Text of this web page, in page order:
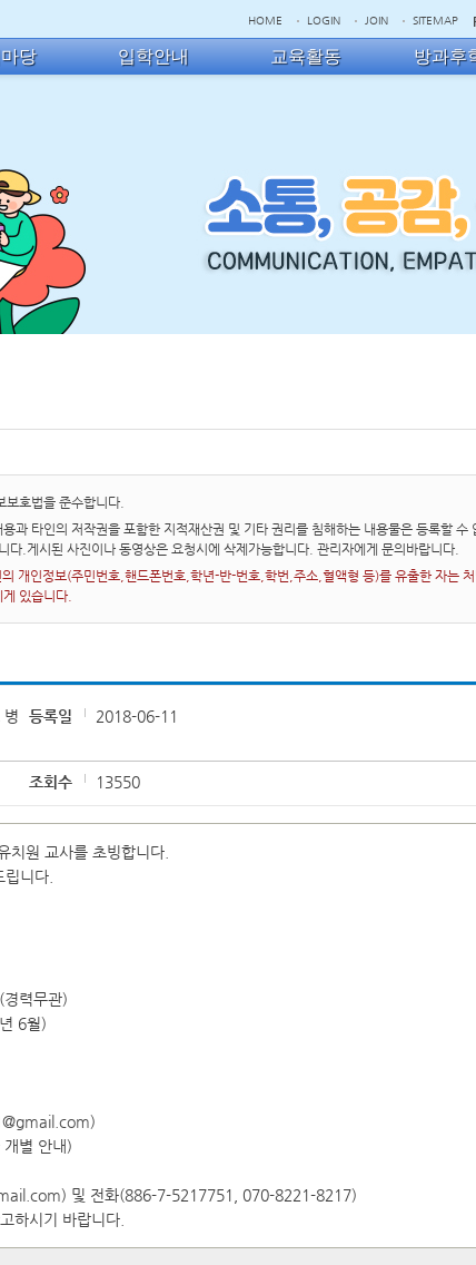
HOME LOGIN JOIN SITEMAP
당 입학안내 교육활동 방과후
호법을 준수합니다.
과 타인의 저작권을 포함한 지적재산권 및 기타 권리를 침해하는 내용물은 등록할
다.게시된 사진이나 동영상은 요청시에 삭제가능합니다. 관리자에게 문의바랍니다.
개인정보(주민번호,핸드폰번호,학년-반-번호,학번,주소,혈액형 등)를 유출한 자는
있습니다.
병
등록일 2018-06-11
조회수 13550
치원 교사를 초빙합니다.
니다.
경력무관)
6월)
)
별 안내)
) 및 전화(886-7-5217751, 070-8221-8217)
하시기 바랍니다.